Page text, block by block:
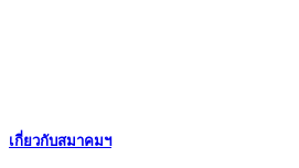
เกี่ยวกับสมาคมฯ